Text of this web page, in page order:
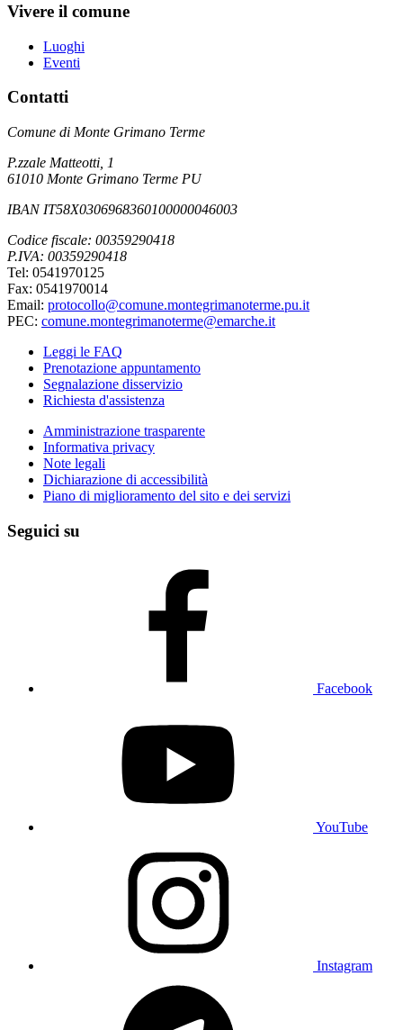
Vivere il comune
Luoghi
Eventi
Contatti
Comune di Monte Grimano Terme
P.zzale Matteotti, 1
61010 Monte Grimano Terme PU
IBAN IT58X0306968360100000046003
Codice fiscale: 00359290418
P.IVA: 00359290418
Tel: 0541970125
Fax: 0541970014
Email: protocollo@comune.montegrimanoterme.pu.it
PEC: comune.montegrimanoterme@emarche.it
Leggi le FAQ
Prenotazione appuntamento
Segnalazione disservizio
Richiesta d'assistenza
Amministrazione trasparente
Informativa privacy
Note legali
Dichiarazione di accessibilità
Piano di miglioramento del sito e dei servizi
Seguici su
Facebook
YouTube
Instagram